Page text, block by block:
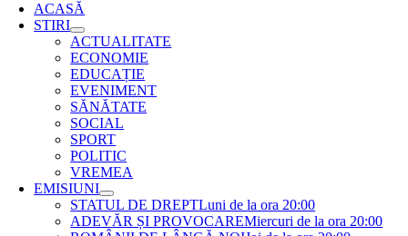
ACASĂ
STIRI
ACTUALITATE
ECONOMIE
EDUCAȚIE
EVENIMENT
SĂNĂTATE
SOCIAL
SPORT
POLITIC
VREMEA
EMISIUNI
STATUL DE DREPTLuni de la ora 20:00
ADEVĂR ȘI PROVOCAREMiercuri de la ora 20:00